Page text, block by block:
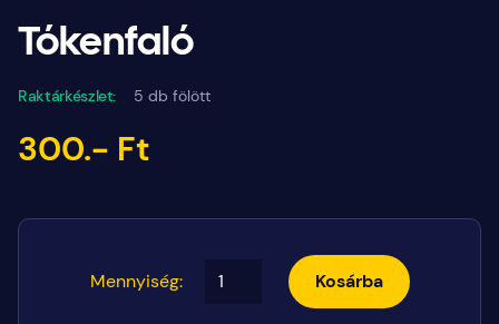
Tókenfaló
Raktárkészlet: 5 db fölött
300.- Ft
Mennyiség: Kosárba